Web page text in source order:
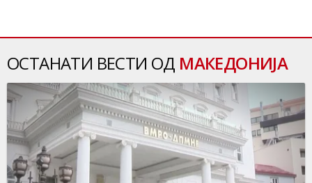
ОСТАНАТИ ВЕСТИ ОД МАКЕДОНИЈА